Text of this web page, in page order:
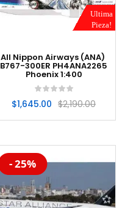
Ultima
Pieza!
All Nippon Airways (ANA)
B767-300ER PH4ANA2265
Phoenix 1:400
$2,190.00
$1,645.00
-20%
- 25%